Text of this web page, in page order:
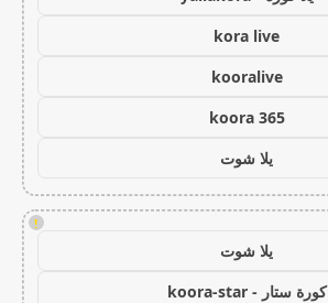
kora live
kooralive
koora 365
يلا شوت
!
يلا شوت
كورة ستار - koora-star